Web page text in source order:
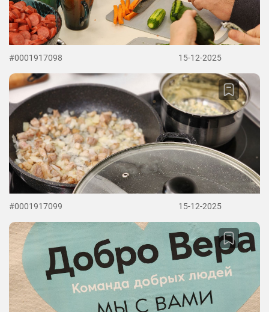
#0001917098 15-12-2025
#0001917099 15-12-2025